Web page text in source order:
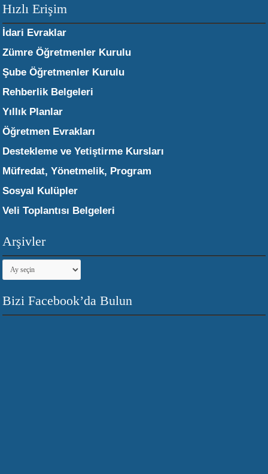
Hızlı Erişim
İdari Evraklar
Zümre Öğretmenler Kurulu
Şube Öğretmenler Kurulu
Rehberlik Belgeleri
Yıllık Planlar
Öğretmen Evrakları
Destekleme ve Yetiştirme Kursları
Müfredat, Yönetmelik, Program
Sosyal Kulüpler
Veli Toplantısı Belgeleri
Arşivler
Arşivler
Bizi Facebook’da Bulun